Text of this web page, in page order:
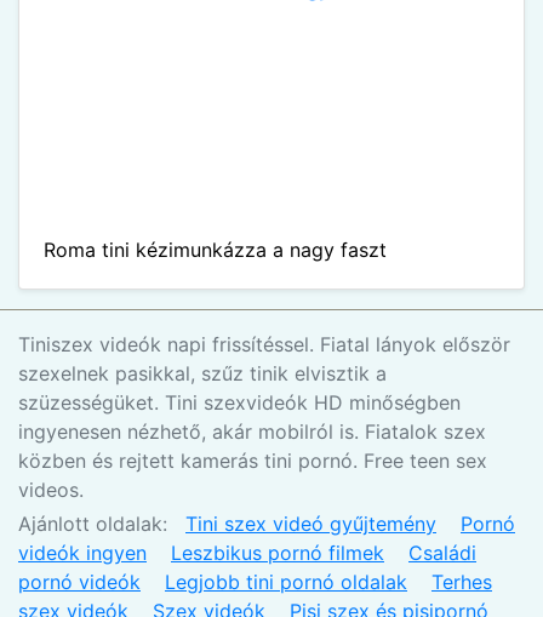
Roma tini kézimunkázza a nagy faszt
Tiniszex videók napi frissítéssel. Fiatal lányok először
szexelnek pasikkal, szűz tinik elvisztik a
szüzességüket. Tini szexvideók HD minőségben
ingyenesen nézhető, akár mobilról is. Fiatalok szex
közben és rejtett kamerás tini pornó. Free teen sex
videos.
Ajánlott oldalak: Tini szex videó gyűjtemény
Pornó
videók ingyen
Leszbikus pornó filmek
Családi
pornó videók
Legjobb tini pornó oldalak
Terhes
szex videók
Szex videók Pisi szex és pisipornó